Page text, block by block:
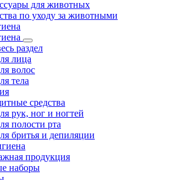
для животных
по уходу за животными
раздел
лица
волос
тела
средства
рук, ног и ногтей
полости рта
бритья и депиляции
продукция
наборы